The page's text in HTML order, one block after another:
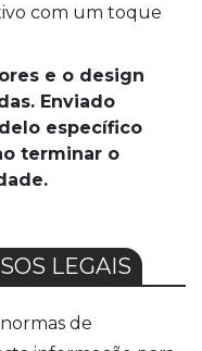
com um toque
e o design
Enviado
especí­fico
terminar o
LEGAIS
de